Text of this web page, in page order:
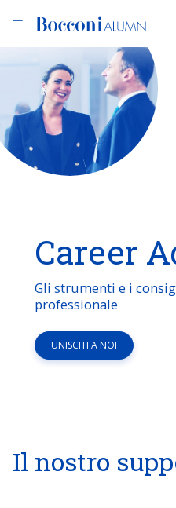
Career
Gli strumenti e i
professionale
UNISCITI A NOI
Il nostro